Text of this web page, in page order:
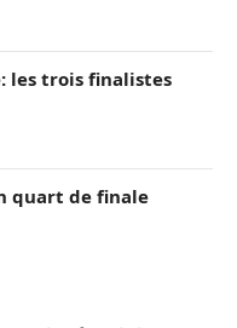
les trois finalistes
quart de finale